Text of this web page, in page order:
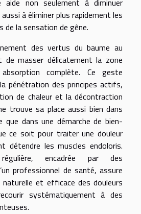
aide non seulement à diminuer
à éliminer plus rapidement les
de la sensation de gêne.
des vertus du baume au
de masser délicatement la zone
absorption complète. Ce geste
pénétration des principes actifs,
de chaleur et la décontraction
trouve sa place aussi bien dans
dans une démarche de bien-
ce soit pour traiter une douleur
détendre les muscles endoloris.
encadrée par des
professionnel de santé, assure
naturelle et efficace des douleurs
systématiquement à des